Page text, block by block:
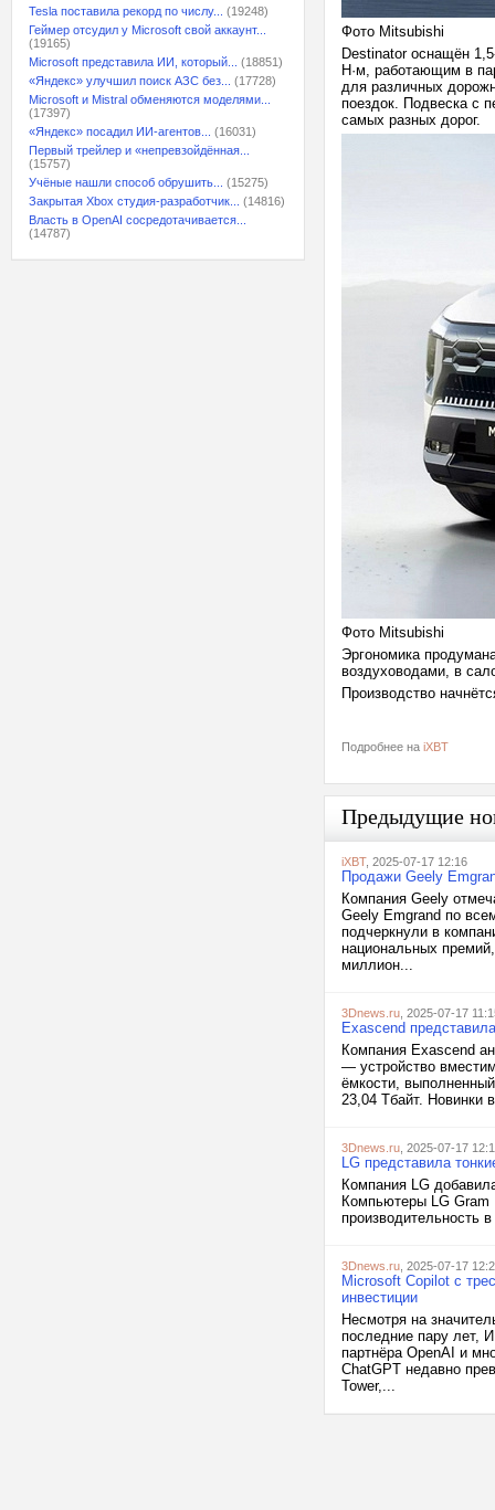
Tesla поставила рекорд по числу...
(19248)
Геймер отсудил у Microsoft свой аккаунт...
(19165)
Microsoft представила ИИ, который...
(18851)
«Яндекс» улучшил поиск АЗС без...
(17728)
Microsoft и Mistral обменяются моделями...
(17397)
«Яндекс» посадил ИИ-агентов...
(16031)
Первый трейлер и «непревзойдённая...
(15757)
Учёные нашли способ обрушить...
(15275)
Закрытая Xbox студия-разработчик...
(14816)
Власть в OpenAI сосредотачивается...
(14787)
Фото Mitsubishi
Destinator оснащён
Н·м, работающим в
для различных
поездок. Подвеска с
самых разных дорог.
Фото Mitsubishi
Эргономика
воздуховодами, в
Производство
Подробнее на iXBT
Предыдущие
iXBT, 2025-07-17 12:16
Продажи Geely
Компания Geely
Geely Emgrand по
подчеркнули в
национальных
миллион...
3Dnews.ru , 2025-07-17
Exascend
Компания Exascend
— устройство
ёмкости,
23,04 Тбайт. Новинки
3Dnews.ru , 2025-07-17
LG представила
Компания LG
Компьютеры LG Gram
производительность
3Dnews.ru , 2025-07-17
Microsoft Copilot с
инвестиции
Несмотря на
последние пару лет,
партнёра OpenAI и
ChatGPT недавно
Tower,...